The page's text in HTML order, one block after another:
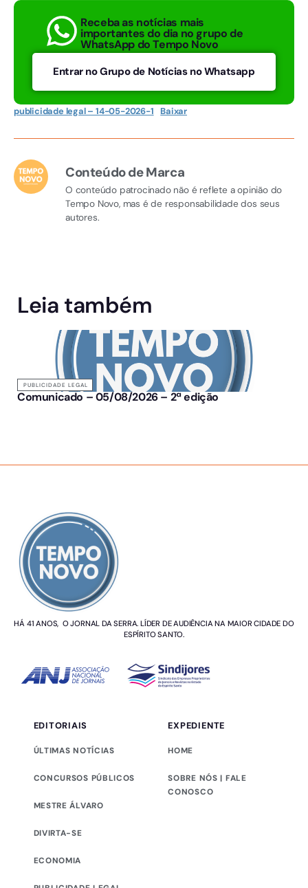
Receba as notícias mais
importantes do dia no grupo de
WhatsApp do Tempo Novo
Entrar no Grupo de Notícias no Whatsapp
publicidade legal – 14-05-2026-1 Baixar
Conteúdo de Marca
O conteúdo patrocinado não é reflete a opinião do
Tempo Novo, mas é de responsabilidade dos seus
autores.
Leia também
PUBLICIDADE LEGAL
Comunicado – 05/08/2026 – 2ª edição
HÁ 41 ANOS, O JORNAL DA SERRA. LÍDER DE AUDIÊNCIA NA MAIOR CIDADE DO
ESPÍRITO SANTO.
EDITORIAIS
ÚLTIMAS NOTÍCIAS
CONCURSOS PÚBLICOS
MESTRE ÁLVARO
DIVIRTA-SE
ECONOMIA
EXPEDIENTE
HOME
SOBRE NÓS | FALE
CONOSCO